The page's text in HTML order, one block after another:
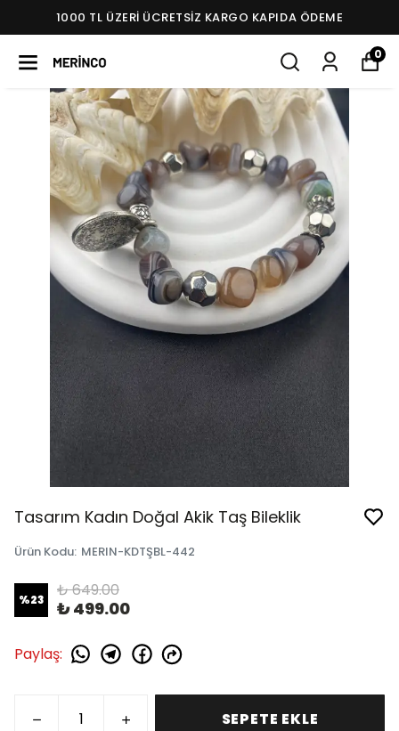
1000 TL ÜZERI ÜCRETSIZ KARGO KAPIDA ÖDEME
0
Tasarım Kadın Doğal Akik Taş Bileklik
Ürün Kodu: MERIN-KDTŞBL-442
%23 ₺ 649.00
₺ 499.00
Paylaş:
SEPETE EKLE